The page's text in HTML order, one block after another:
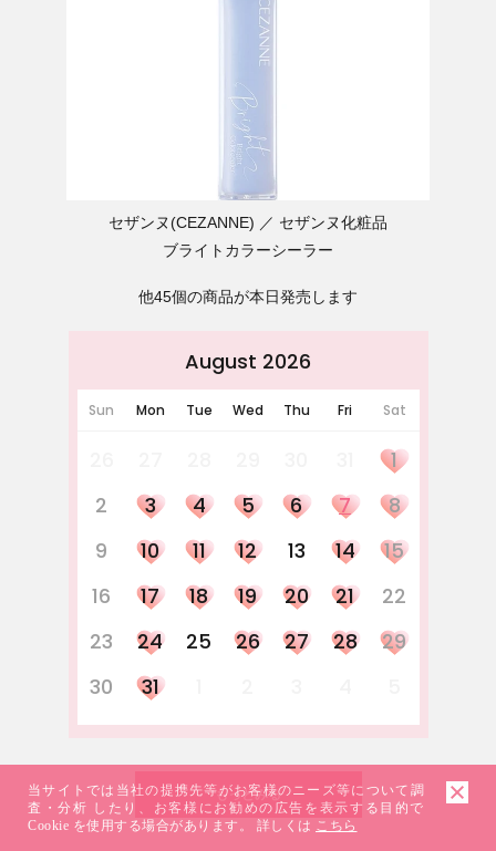
セザンヌ(CEZANNE)
セザンヌ化粧品
ブライトカラーシーラー
他45個の商品が本日発売します
August 2026
Sun Mon Tue Wed Thu Fri Sat
1
2
3 4 5 6 7
8
9
10 11 12 13 14
15
16
17 18 19 20 21
22
23
24 25 26 27 28
29
30
31
もっとみる
当サイトでは当社の提携先等がお客様のニーズ等について調
査・分析 したり、お客様にお勧めの広告を表示する目的で
Cookie を使用する場合があります。 詳しくは こちら